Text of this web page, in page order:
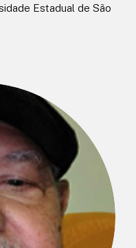
Estadual de São